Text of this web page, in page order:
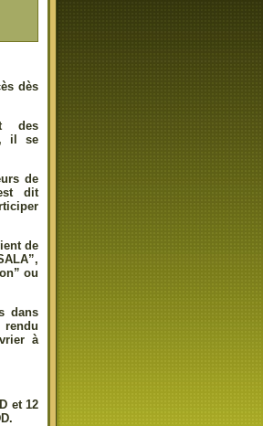
dès
des
il se
de
dit
de
ou
dans
rendu
à
et 12